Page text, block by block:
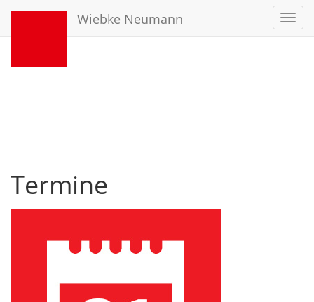
Wiebke Neumann
Termine